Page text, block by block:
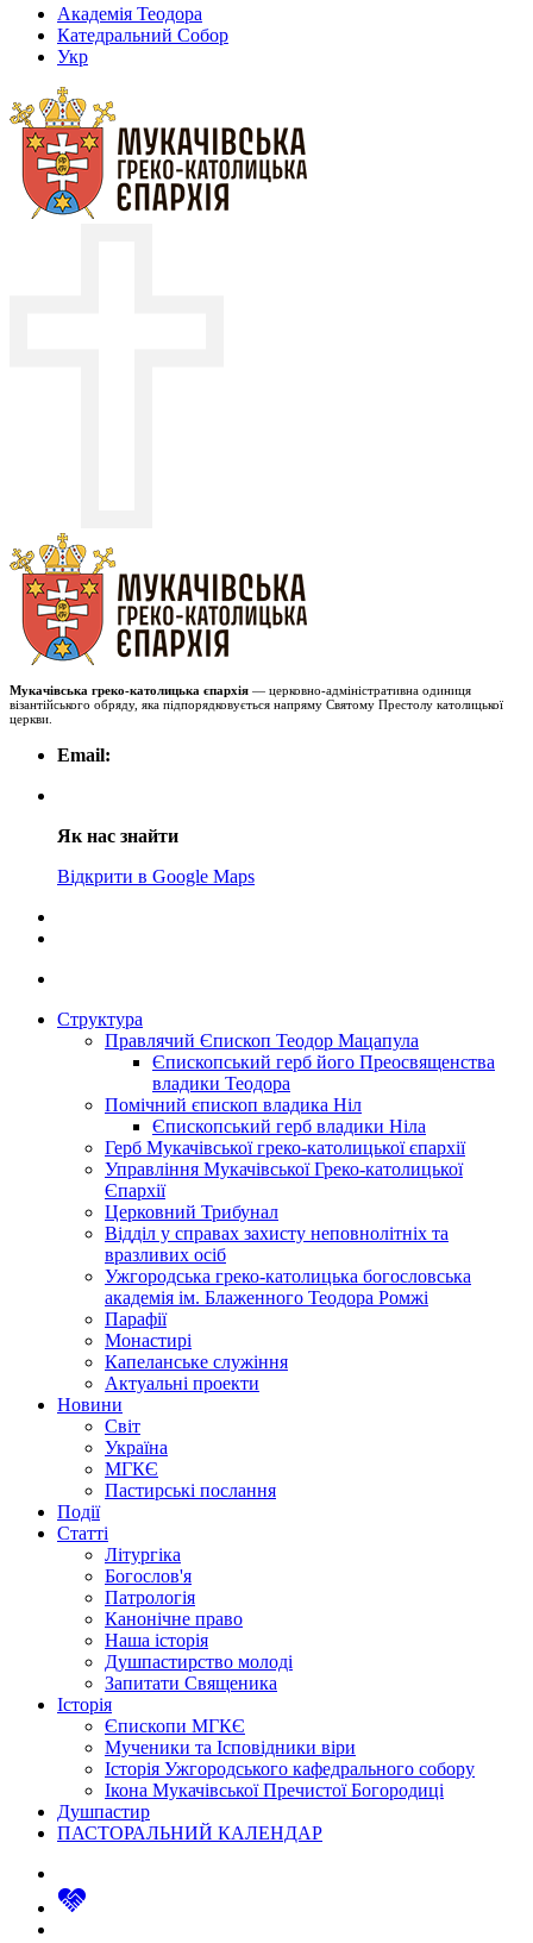
Академія Теодора
Катедральний Собор
Укр
Мукачівська греко-католицька єпархія — церковно-адміністративна одиниця
візантійського обряду, яка підпорядковується напряму Святому Престолу католицької
церкви.
Email:
Як нас знайти
Відкрити в Google Maps
Структура
Правлячий Єпископ Теодор Мацапула
Єпископський герб його Преосвященства
владики Теодора
Помічний єпископ владика Ніл
Єпископський герб владики Ніла
Герб Мукачівської греко-католицької єпархії
Управління Мукачівської Греко-католицької
Єпархії
Церковний Трибунал
Відділ у справах захисту неповнолітніх та
вразливих осіб
Ужгородська греко-католицька богословська
академія ім. Блаженного Теодора Ромжі
Парафії
Монастирі
Капеланське служіння
Актуальні проекти
Новини
Світ
Україна
МГКЄ
Пастирські послання
Події
Статті
Літургіка
Богослов'я
Патрологія
Канонічне право
Наша історія
Душпастирство молоді
Запитати Священика
Історія
Єпископи МГКЄ
Мученики та Ісповідники віри
Історія Ужгородського кафедрального собору
Ікона Мукачівської Пречистої Богородиці
Душпастир
ПАСТОРАЛЬНИЙ КАЛЕНДАР